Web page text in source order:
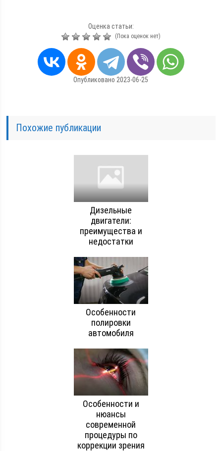
Оценка статьи:
(Пока оценок нет)
Опубликовано 2023-06-25
Похожие публикации
Дизельные
двигатели:
преимущества и
недостатки
Особенности
полировки
автомобиля
Особенности и
нюансы
современной
процедуры по
коррекции зрения